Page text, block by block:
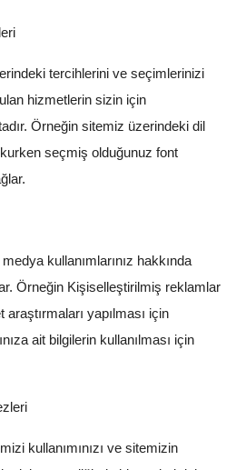
tercihlerini ve seçimlerinizi
hizmetlerin sizin için
Örneğin sitemiz üzerindeki dil
seçmiş olduğunuz font
kullanımlarınız hakkında
Örneğin Kişiselleştirilmiş reklamlar
yapılması için
ait bilgilerin kullanılması için
kullanımınızı ve sitemizin